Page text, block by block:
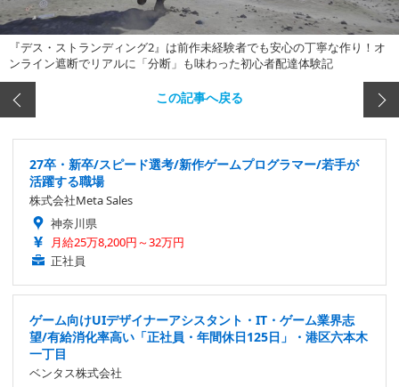
『デス・ストランディング2』は前作未経験者でも安心の丁寧な作り！オ
ンライン遮断でリアルに「分断」も味わった初心者配達体験記
この記事へ戻る
27卒・新卒/スピード選考/新作ゲームプログラマー/若手が
活躍する職場
株式会社Meta Sales
神奈川県
月給25万8,200円～32万円
正社員
ゲーム向けUIデザイナーアシスタント・IT・ゲーム業界志
望/有給消化率高い「正社員・年間休日125日」・港区六本木
一丁目
ベンタス株式会社